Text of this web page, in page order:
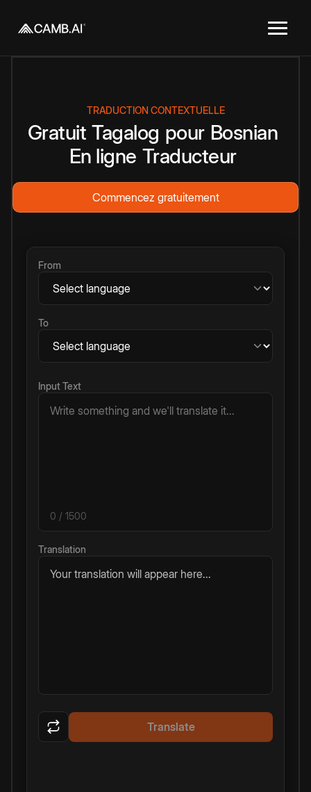
TRADUCTION CONTEXTUELLE
Gratuit Tagalog pour Bosnian
En ligne Traducteur
Commencez gratuitement
From
To
Input Text
0 / 1500
Translation
Your translation will appear here...
Translate